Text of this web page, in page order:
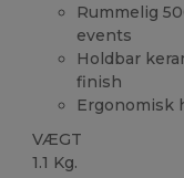
Rummelig
events
Holdbar
finish
Ergonomisk
VÆGT
1.1 Kg.